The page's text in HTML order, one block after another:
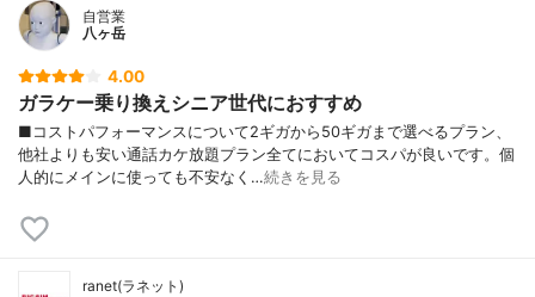
自営業
八ヶ岳
4.00
ガラケー乗り換えシニア世代におすすめ
■コストパフォーマンスについて2ギガから50ギガまで選べるプラン、
他社よりも安い通話カケ放題プラン全てにおいてコスパが良いです。個
人的にメインに使っても不安なく…続きを見る
ranet(ラネット)